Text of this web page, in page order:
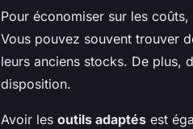
Pour économiser sur les
Vous pouvez souvent trouver
leurs anciens stocks. De plus,
disposition.
Avoir les outils adaptés est